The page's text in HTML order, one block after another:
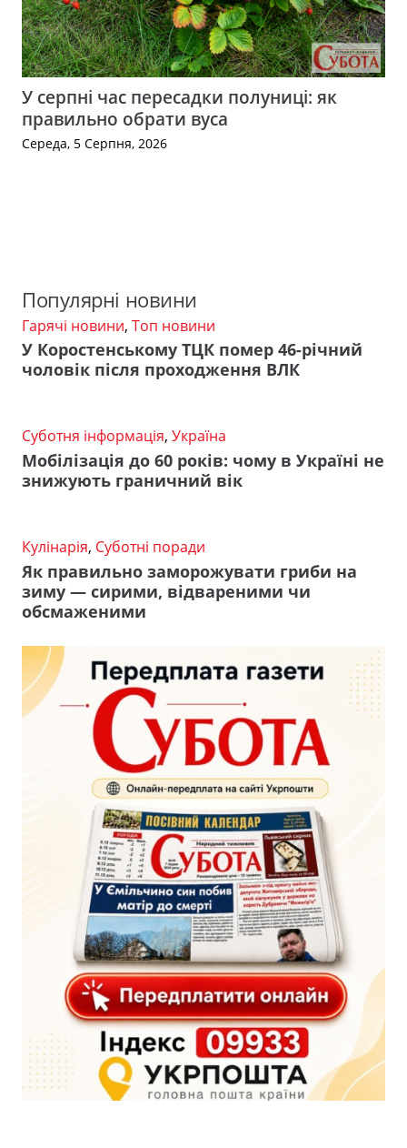
У серпні час пересадки полуниці: як
правильно обрати вуса
Середа, 5 Серпня, 2026
Популярні новини
Гарячі новини, Топ новини
У Коростенському ТЦК помер 46-річний
чоловік після проходження ВЛК
Суботня інформація, Україна
Мобілізація до 60 років: чому в Україні не
знижують граничний вік
Кулінарія, Суботні поради
Як правильно заморожувати гриби на
зиму — сирими, відвареними чи
обсмаженими